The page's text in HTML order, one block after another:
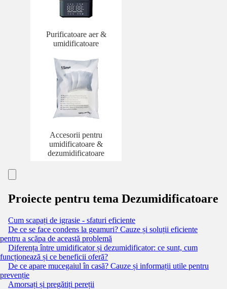
Purificatoare aer &
umidificatoare
Accesorii pentru
umidificatoare &
dezumidificatoare
Proiecte pentru tema Dezumidificatoare
Cum scapați de igrasie - sfaturi eficiente
De ce se face condens la geamuri? Cauze și soluții eficiente
pentru a scăpa de această problemă
Diferența între umidificator și dezumidificator: ce sunt, cum
funcționează și ce beneficii oferă?
De ce apare mucegaiul în casă? Cauze și informații utile pentru
prevenție
Amorsați și pregătiți pereții